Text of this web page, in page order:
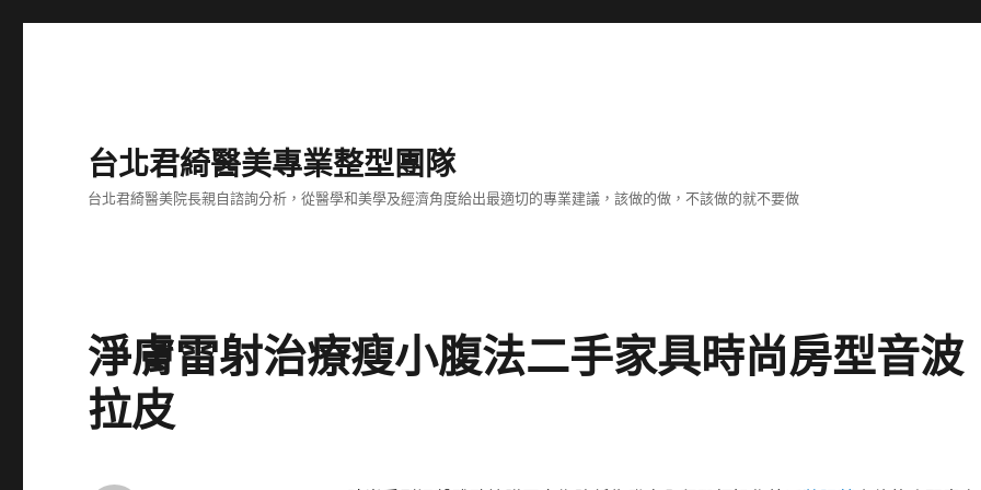
台北君綺醫美專業整型團隊
台北君綺醫美院長親自諮詢分析，從醫學和美學及經濟角度給出最適切的專業建議，該做的做，不該做的就不要做
淨膚雷射治療瘦小腹法二手家具時尚房型音波
拉皮